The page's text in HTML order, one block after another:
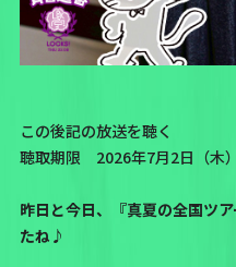
この後記の放送を聴く
聴取期限 2026年7月2日（木
昨日と今日、『真夏の全国ツ
たね♪